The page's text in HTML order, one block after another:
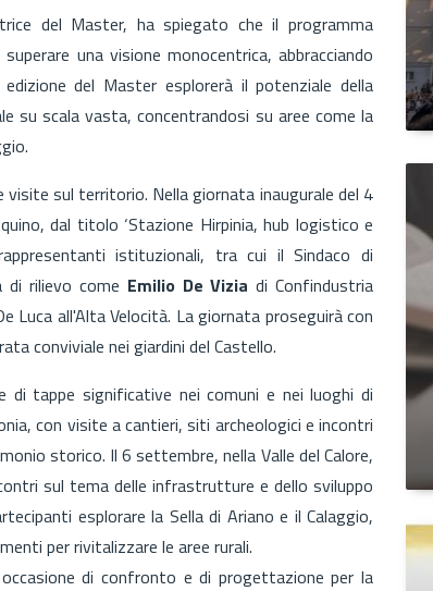
del Master, ha spiegato che il programma
una visione monocentrica, abbracciando
del Master esplorerà il potenziale della
su scala vasta, concentrandosi su aree come la
visite sul territorio. Nella giornata inaugurale del 4
dal titolo ‘Stazione Hirpinia, hub logistico e
istituzionali, tra cui il Sindaco di
rilievo come Emilio De Vizia di Confindustria
Luca all'Alta Velocità. La giornata proseguirà con
conviviale nei giardini del Castello.
di tappe significative nei comuni e nei luoghi di
con visite a cantieri, siti archeologici e incontri
storico. Il 6 settembre, nella Valle del Calore,
sul tema delle infrastrutture e dello sviluppo
esplorare la Sella di Ariano e il Calaggio,
per rivitalizzare le aree rurali.
di confronto e di progettazione per la